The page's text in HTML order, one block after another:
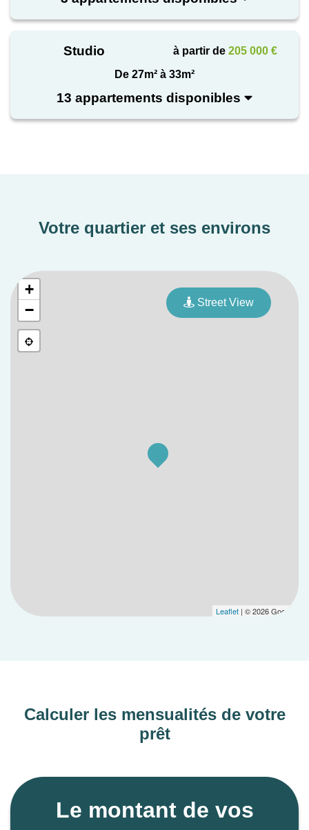
Studio à partir de 205 000 €
De 27m² à 33m²
13 appartements disponibles
Votre quartier et ses environs
+
−
Leaflet | © 2026 Google
Street View
Calculer les mensualités de votre
prêt
Le montant de vos